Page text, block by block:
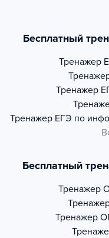
Бесплатный
Тренажер
Тренажер
Тренажер ЕГЭ по
Бесплатный
Тренажер
Тренажер